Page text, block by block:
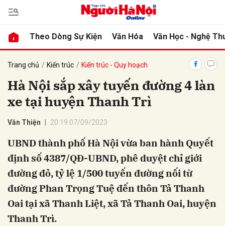
Theo Dòng Sự Kiện Văn Hóa Văn Học - Nghệ
Trang chủ Kiến trúc Kiến trúc - Quy hoạch
Hà Nội sắp xây tuyến đường 4 làn
xe tại huyện Thanh Trì
Văn Thiện 20:19 07/09/2023
UBND thành phố Hà Nội vừa ban hành Quyết
định số 4387/QĐ-UBND, phê duyệt chỉ giới
đường đỏ, tỷ lệ 1/500 tuyến đường nối từ
đường Phan Trọng Tuệ đến thôn Tả Thanh
Oai tại xã Thanh Liệt, xã Tả Thanh Oai, huyện
Thanh Trì.
luận
Hủy